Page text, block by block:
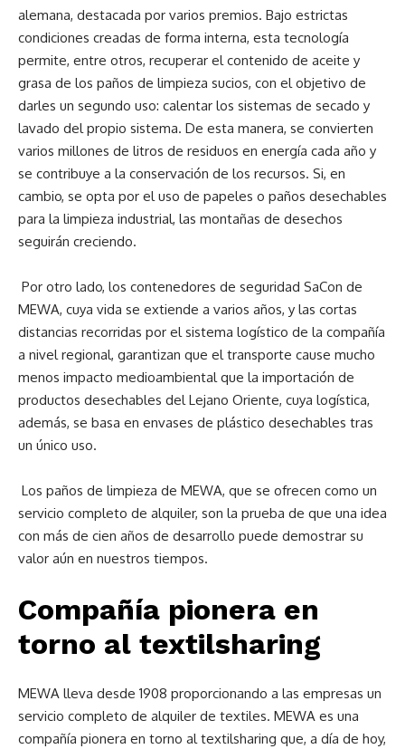
alemana, destacada por varios premios. Bajo estrictas
condiciones creadas de forma interna, esta tecnología
permite, entre otros, recuperar el contenido de aceite y
grasa de los paños de limpieza sucios, con el objetivo de
darles un segundo uso: calentar los sistemas de secado y
lavado del propio sistema. De esta manera, se convierten
varios millones de litros de residuos en energía cada año y
se contribuye a la conservación de los recursos. Si, en
cambio, se opta por el uso de papeles o paños desechables
para la limpieza industrial, las montañas de desechos
seguirán creciendo.
Por otro lado, los contenedores de seguridad SaCon de
MEWA, cuya vida se extiende a varios años, y las cortas
distancias recorridas por el sistema logístico de la compañía
a nivel regional, garantizan que el transporte cause mucho
menos impacto medioambiental que la importación de
productos desechables del Lejano Oriente, cuya logística,
además, se basa en envases de plástico desechables tras
un único uso.
Los paños de limpieza de MEWA, que se ofrecen como un
servicio completo de alquiler, son la prueba de que una idea
con más de cien años de desarrollo puede demostrar su
valor aún en nuestros tiempos.
Compañía pionera en
torno al textilsharing
MEWA lleva desde 1908 proporcionando a las empresas un
servicio completo de alquiler de textiles. MEWA es una
compañía pionera en torno al textilsharing que, a día de hoy,